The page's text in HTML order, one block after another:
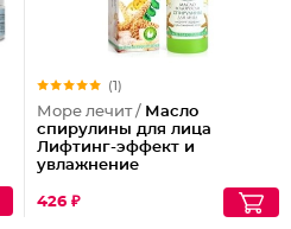
(1)
Море лечит / Масло
спирулины для лица
Лифтинг-эффект и
увлажнение
426 ₽